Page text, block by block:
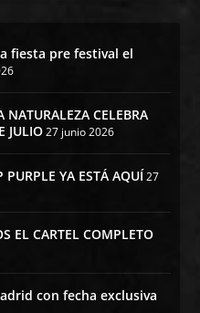
fiesta pre festival el
NATURALEZA CELEBRA
JULIO 27 junio 2026
PURPLE YA ESTÁ AQUÍ27
EL CARTEL COMPLETO
con fecha exclusiva